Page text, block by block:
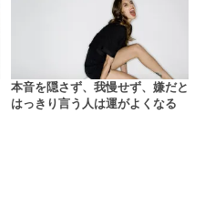
本音を隠さず、我慢せず、嫌だと
はっきり言う人は運がよくなる